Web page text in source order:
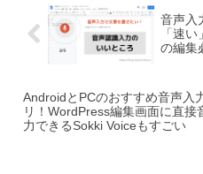
音声入
「速
の編集
AndroidとPCのおすすめ音声入
リ！WordPress編集画面に直接
力できるSokki Voiceもすごい